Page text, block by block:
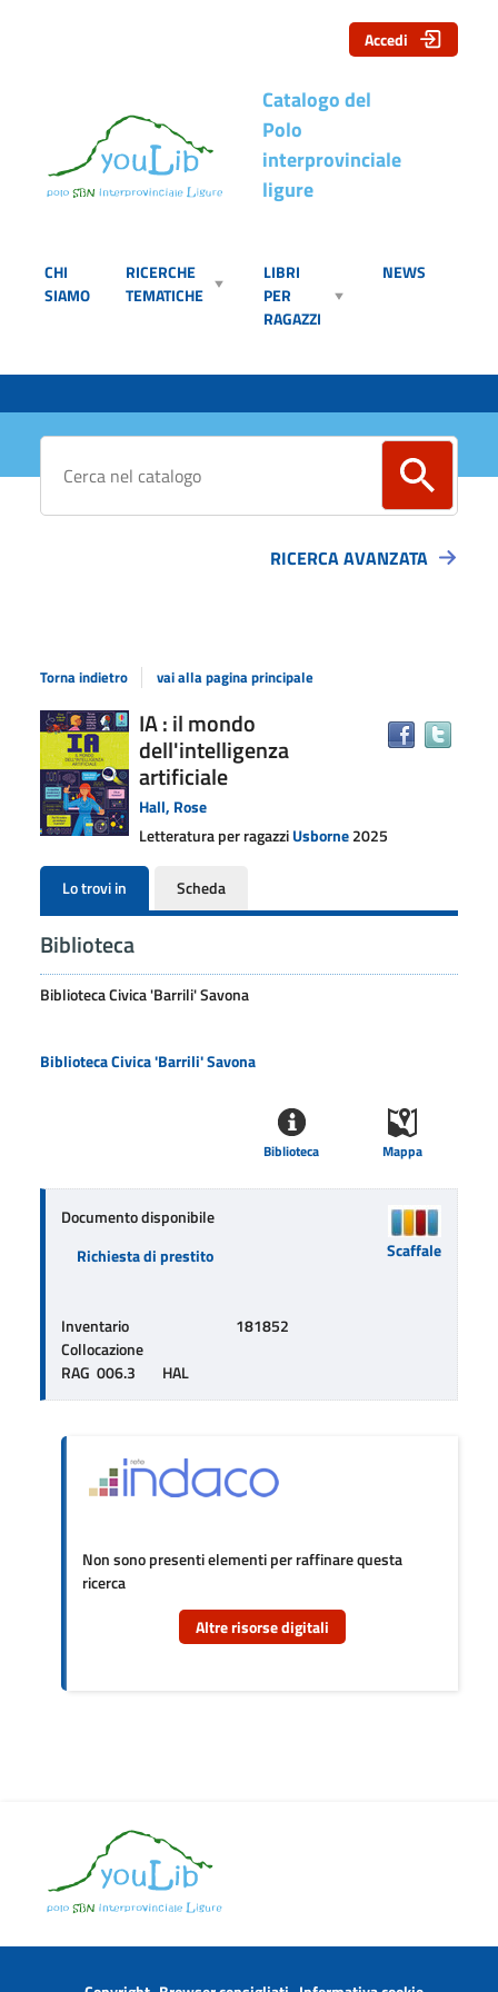
Catalogo del
Polo
interprovinciale
ligure
CHI
SIAMO
RICERCHE
TEMATICHE
LIBRI
PER
RAGAZZI
NEWS
Accedi
Cerca su "Catalogo"
RICERCA AVANZATA
Torna indietro vai alla pagina principale
Dettaglio
del
documento
IA : il mondo
dell'intelligenza
artificiale
Hall, Rose
Letteratura per ragazziUsborne2025
Lo trovi in Scheda
Biblioteca
Biblioteca Civica 'Barrili' Savona
Biblioteca Civica 'Barrili' Savona
Mappa
Biblioteca
Documento disponibile
Richiesta di prestito
Inventario
181852
Collocazione
RAG  006.3        HAL
Scaffale
Non sono presenti elementi per raffinare questa
ricerca
Altre risorse digitali